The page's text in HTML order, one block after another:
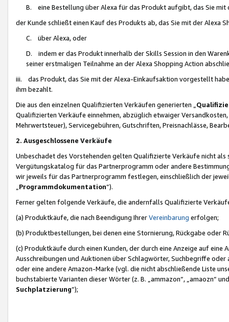
B. eine Bestellung über Alexa für das Produkt aufgibt, das Sie mit
der Kunde schließt einen Kauf des Produkts ab, das Sie mit der Alexa
C. über Alexa, oder
D. indem er das Produkt innerhalb der Skills Session in den
seiner erstmaligen Teilnahme an der Alexa Shopping Action
iii. das Produkt, das Sie mit der Alexa-Einkaufsaktion vorgestellt
ihm bezahlt.
Die aus den einzelnen Qualifizierten Verkäufen generierten „
Qualifizierten Verkäufe einnehmen, abzüglich etwaiger
Mehrwertsteuer), Servicegebühren, Gutschriften, Preisnachlässe,
2. Ausgeschlossene Verkäufe
Unbeschadet des Vorstehenden gelten Qualifizierte Verkäufe nicht
Vergütungskatalog für das Partnerprogramm oder andere
wir jeweils für das Partnerprogramm festlegen, einschließlich der
Programmdokumentation“).
Ferner gelten folgende Verkäufe, die andernfalls Qualifizierte
(a) Produktkäufe, die nach Beendigung IhrerVereinbarung erfolgen;
(b) Produktbestellungen, bei denen eine Stornierung, Rückgabe oder
(c) Produktkäufe durch einen Kunden, der durch eine Anzeige auf
Ausschreibungen und Auktionen über Schlagwörter, Suchbegriffe
oder eine andere Amazon-Marke (vgl. die nicht abschließende Liste
buchstabierte Varianten dieser Wörter (z. B. „ammazon“, „amaozn“
Suchplatzierung”);